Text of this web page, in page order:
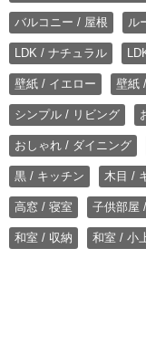
バルコニー / 屋根 ル
LDK / ナチュラル
壁紙 / イエロー 壁紙
シンプル / リビング
おしゃれ / ダイニング
黒 / キッチン 木目 /
高窓 / 寝室 子供部屋
和室 / 収納 和室 / 小